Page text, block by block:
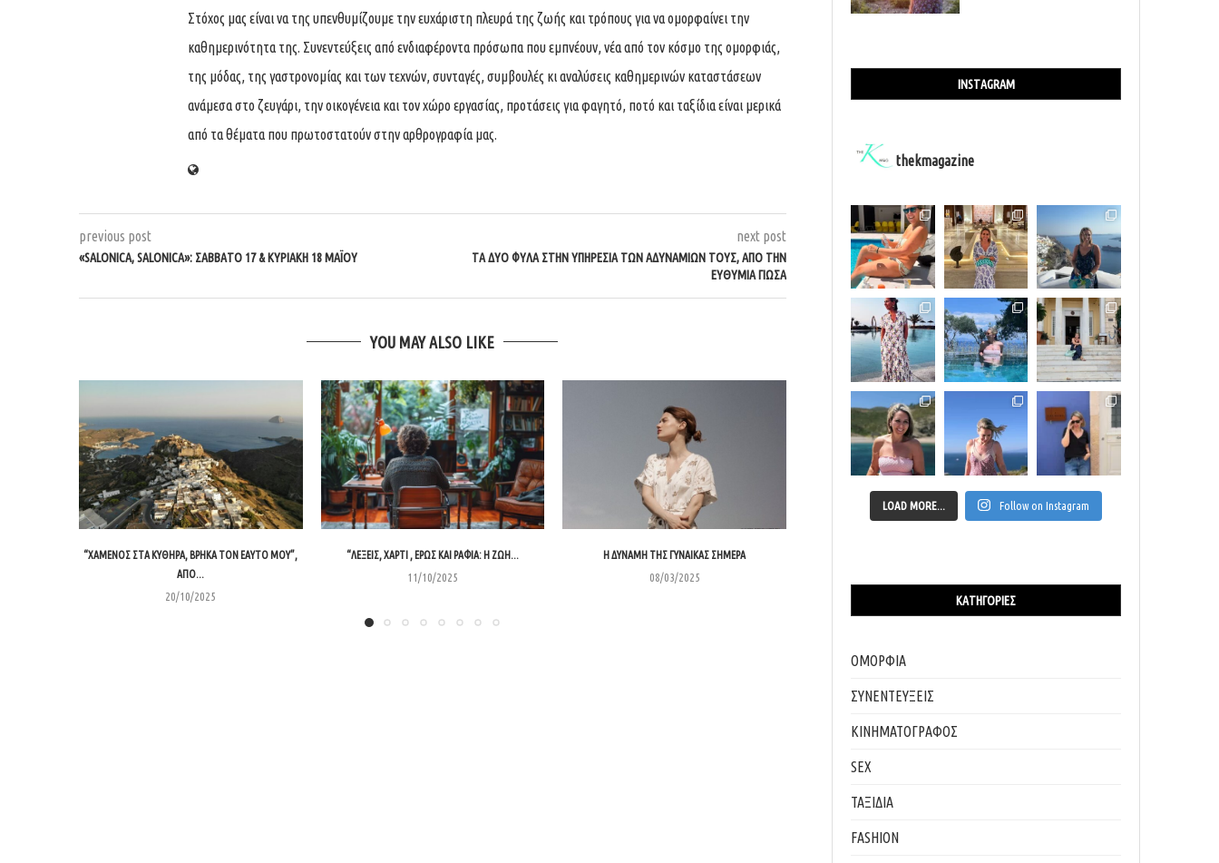
Στόχος μας είναι να της υπενθυμίζουμε την ευχάριστη πλευρά της ζωής και τρόπους για να ομορφαίνει την
καθημερινότητα της. Συνεντεύξεις από ενδιαφέροντα πρόσωπα που εμπνέουν, νέα από τον κόσμο της ομορφιάς,
της μόδας, της γαστρονομίας και των τεχνών, συνταγές, συμβουλές κι αναλύσεις καθημερινών καταστάσεων
ανάμεσα στο ζευγάρι, την οικογένεια και τον χώρο εργασίας, προτάσεις για φαγητό, ποτό και ταξίδια είναι μερικά
από τα θέματα που πρωτοστατούν στην αρθρογραφία μας.
previous post
«SALONICA, SALONICA»: ΣΆΒΒΑΤΟ 17 & ΚΥΡΙΑΚΉ 18 ΜΑΪ́ΟΥ
next post
ΤΑ ΔΎΟ ΦΎΛΑ ΣΤΗΝ ΥΠΗΡΕΣΊΑ ΤΩΝ ΑΔΥΝΑΜΙΏΝ ΤΟΥΣ, ΑΠΌ ΤΗΝ
ΕΥΘΥΜΊΑ ΓΙΏΣΑ
YOU MAY ALSO LIKE
“ΧΑΜΈΝΟΣ ΣΤΑ ΚΎΘΗΡΑ, ΒΡΉΚΑ ΤΟΝ ΕΑΥΤΌ ΜΟΥ”,
ΑΠΌ...
20/10/2025
“ΛΈΞΕΙΣ, ΧΑΡΤΊ , ΈΡΩΣ ΚΑΙ ΡΆΦΙΑ: Η ΖΩΉ...
11/10/2025
Η ΔΥΝΑΜΗ ΤΗΣ ΓΥΝΑΙΚΑΣ ΣΗΜΕΡΑ
08/03/2025
INSTAGRAM
thekmagazine
LOAD MORE... Follow on Instagram
ΚΑΤΗΓΟΡΊΕΣ
ΟΜΟΡΦΙΑ
ΣΥΝΕΝΤΕΥΞΕΙΣ
ΚΙΝΗΜΑΤΟΓΡΑΦΟΣ
SEX
ΤΑΞΙΔΙΑ
FASHION